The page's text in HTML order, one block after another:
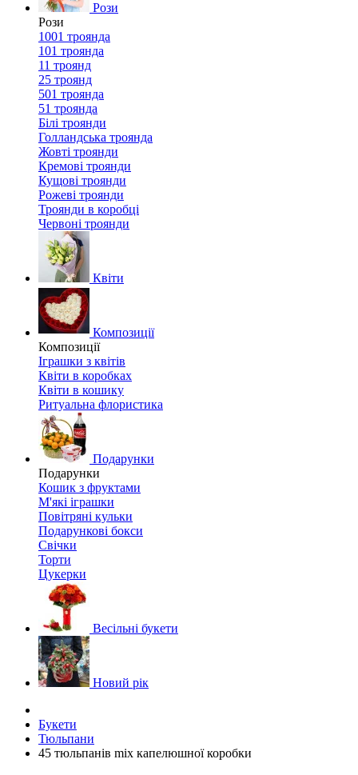
Рози
Рози
1001 троянда
101 троянда
11 троянд
25 троянд
501 троянда
51 троянда
Білі троянди
Голландська троянда
Жовті троянди
Кремові троянди
Кущові троянди
Рожеві троянди
Троянди в коробці
Червоні троянди
Квіти
Композиції
Композиції
Іграшки з квітів
Квіти в коробках
Квіти в кошику
Ритуальна флористика
Подарунки
Подарунки
Кошик з фруктами
М'які іграшки
Повітряні кульки
Подарункові бокси
Свічки
Торти
Цукерки
Весільні букети
Новий рік
Букети
Тюльпани
45 тюльпанів mix капелюшної коробки